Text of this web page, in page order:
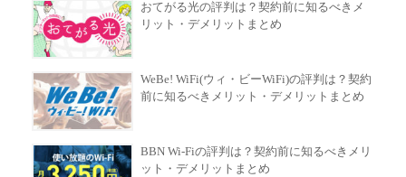
おてがる光の評判は？契約前に知るべきメ
リット・デメリットまとめ
WeBe! WiFi(ウィ・ビーWiFi)の評判は？契約
前に知るべきメリット・デメリットまとめ
BBN Wi-Fiの評判は？契約前に知るべきメリ
ット・デメリットまとめ